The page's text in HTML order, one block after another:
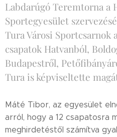
Labdarúgó Teremtorna a
Sportegyesület
Tura Városi
csapatok Hatvanból,
Budapestről,
Tura is képviseltette
Máté Tibor, az egyesület
arról, hogy a 12 csapatosra
meghirdetéstől számítva